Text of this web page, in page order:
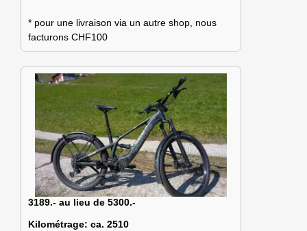
* pour une livraison via un autre shop, nous
facturons CHF100
3189.- au lieu de 5300.-
Kilométrage: ca. 2510